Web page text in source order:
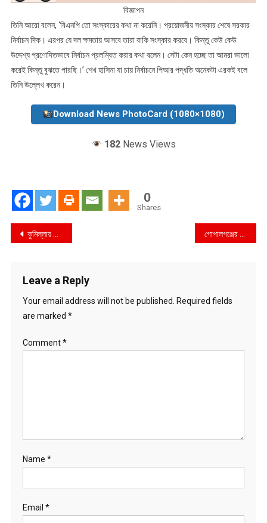
বিজ্ঞাপন
তিনি আরো বলেন, ‘বিএনপি তো সংস্কারের কথা না করেনি। প্রয়োজনীয় সংস্কার শেষে সরকার
নির্বাচন দিক। এরপর যে দল ক্ষমতায় আসবে তারা বাকি সংস্কার করবে। কিন্তু কেউ কেউ
উদ্দেশ্য প্রণোদিতভাবে নির্বাচন প্রলম্বিত করার কথা বলেন। সেটা কেন হচ্ছে তা আমরা ভালো
করেই কিন্তু বুঝতে পারছি।’ শেখ হাসিনা যা চায় নির্বাচনে পিআর পদ্ধতি অনেকটা এরকই বলে
তিনি উল্লেখ করেন।
Download News PhotoCard (1080×1080)
182 News Views
0
Shares
Post
কুমিল্লায় বাসের পেছনে নিয়ন্ত্রণহীন বাসের ধাক্কা : প্রাণ গেল হেলপারের
Leave a Reply
Your email address will not be published.
Required fields
are marked *
Comment*
Name *
Email *